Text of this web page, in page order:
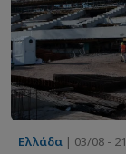
Ελλάδα | 03/08 -